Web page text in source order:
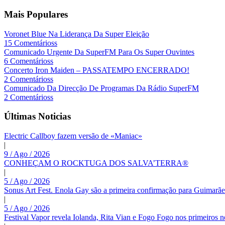
Mais Populares
Voronet Blue Na Liderança Da Super Eleição
15 Comentárioss
Comunicado Urgente Da SuperFM Para Os Super Ouvintes
6 Comentárioss
Concerto Iron Maiden – PASSATEMPO ENCERRADO!
2 Comentárioss
Comunicado Da Direcção De Programas Da Rádio SuperFM
2 Comentárioss
Últimas Noticias
Electric Callboy fazem versão de «Maniac»
|
9 / Ago / 2026
CONHEÇAM O ROCKTUGA DOS SALVA’TERRA®
|
5 / Ago / 2026
Sonus Art Fest. Enola Gay são a primeira confirmação para
|
5 / Ago / 2026
Festival Vapor revela Iolanda, Rita Vian e Fogo Fogo nos primeiros